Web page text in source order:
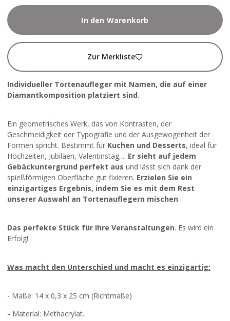
In den Warenkorb
Zur Merkliste
Individueller Tortenaufleger mit Namen, die auf einer
Diamantkomposition platziert sind.
Ein geometrisches Werk, das von Kontrasten, der
Geschmeidigkeit der Typografie und der Ausgewogenheit der
Formen spricht. Bestimmt für Kuchen und Desserts, ideal für
Hochzeiten, Jubiläen, Valentinstag,... Er sieht auf jedem
Gebäckuntergrund perfekt aus und lässt sich dank der
spießförmigen Oberfläche gut fixieren. Erzielen Sie ein
einzigartiges Ergebnis, indem Sie es mit dem Rest
unserer Auswahl an Tortenauflegern mischen.
Das perfekte Stück für Ihre Veranstaltungen. Es wird ein
Erfolg!
Was macht den Unterschied und macht es einzigartig:
- Maße: 14 x 0,3 x 25 cm (Richtmaße)
- Material: Methacrylat.